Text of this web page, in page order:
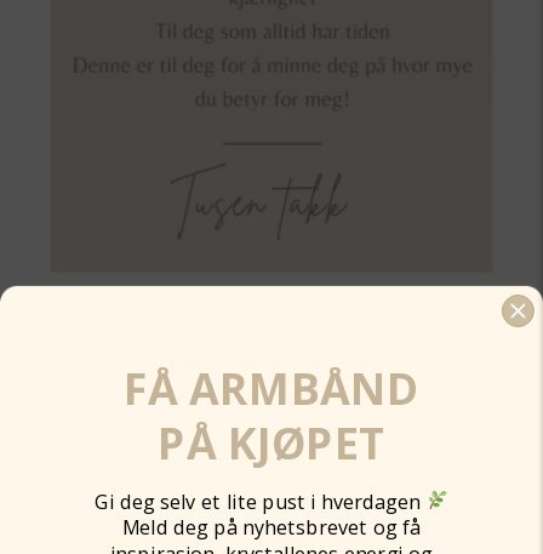
KORT TIL HJERTET AV GULL
49,00 kr
Legg til
FÅ ARMBÅND
PÅ KJØPET
Gi deg selv et lite pust i hverdagen
Meld deg på nyhetsbrevet og få